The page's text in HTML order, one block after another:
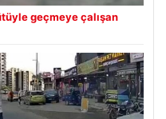
geçmeye çalışan